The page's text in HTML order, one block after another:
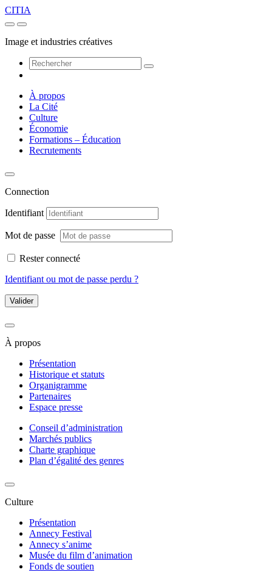
CITIA
Image et industries créatives
À propos
La Cité
Culture
Économie
Formations – Éducation
Recrutements
Connection
Identifiant
Mot de passe
Rester connecté
Identifiant ou mot de passe perdu ?
Valider
À propos
Présentation
Historique et statuts
Organigramme
Partenaires
Espace presse
Conseil d’administration
Marchés publics
Charte graphique
Plan d’égalité des genres
Culture
Présentation
Annecy Festival
Annecy s’anime
Musée du film d’animation
Fonds de soutien